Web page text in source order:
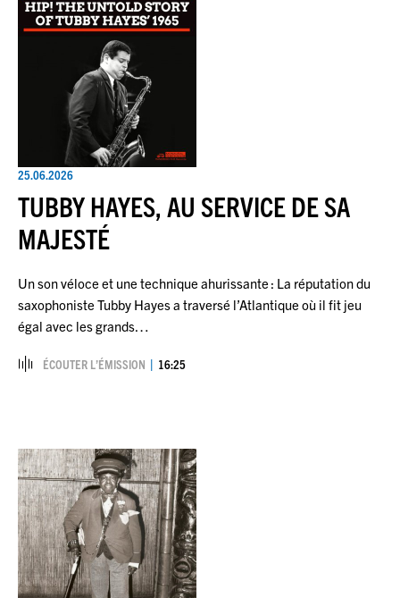
25.06.2026
TUBBY HAYES, AU SERVICE DE SA
MAJESTÉ
Un son véloce et une technique ahurissante : La réputation du
saxophoniste Tubby Hayes a traversé l’Atlantique où il fit jeu
égal avec les grands…
ÉCOUTER L’ÉMISSION 16:25